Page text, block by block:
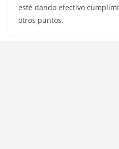
esté dando efectivo
otros puntos.